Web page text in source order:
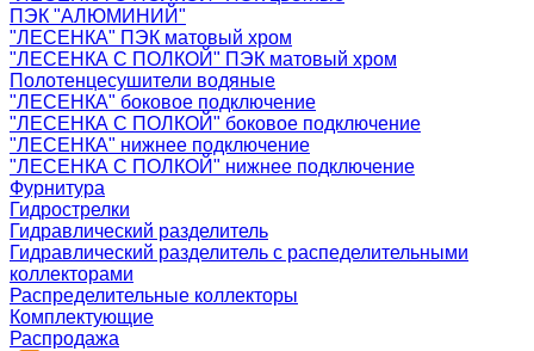
ПЭК "АЛЮМИНИЙ"
"ЛЕСЕНКА" ПЭК матовый хром
"ЛЕСЕНКА С ПОЛКОЙ" ПЭК матовый хром
Полотенцесушители водяные
"ЛЕСЕНКА" боковое подключение
"ЛЕСЕНКА С ПОЛКОЙ" боковое подключение
"ЛЕСЕНКА" нижнее подключение
"ЛЕСЕНКА С ПОЛКОЙ" нижнее подключение
Фурнитура
Гидрострелки
Гидравлический разделитель
Гидравлический разделитель с распеделительными
коллекторами
Распределительные коллекторы
Комплектующие
Распродажа